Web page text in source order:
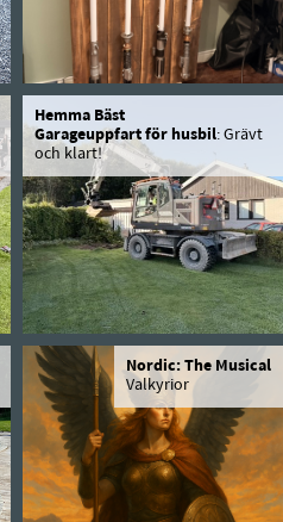
Hemma Bäst
Garageuppfart för husbil: Grävt
och klart!
Nordic: The Musical
Valkyrior